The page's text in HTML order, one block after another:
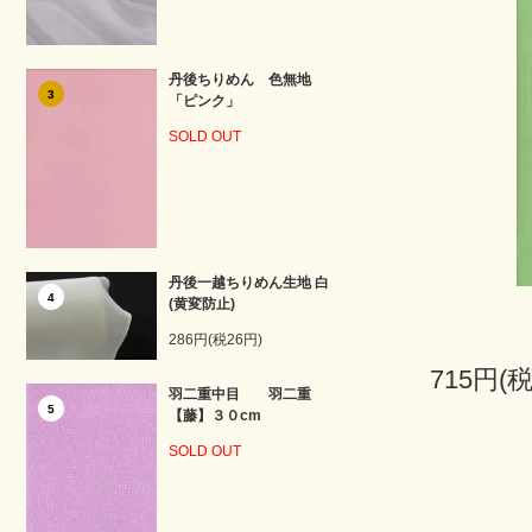
3
丹後ちりめん 色無地
「ピンク」
SOLD OUT
4
丹後一越ちりめん生地 白
(黄変防止)
286円(税26円)
5
羽二重中目 羽二重
【藤】３０cm
SOLD OUT
715円(